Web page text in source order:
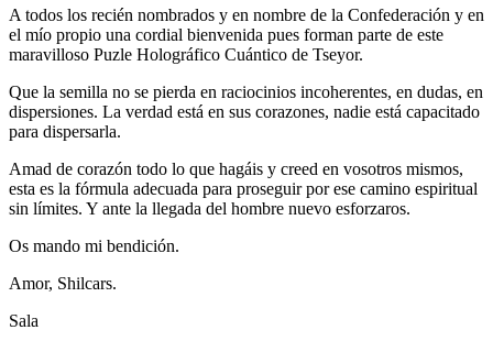
A todos los recién nombrados y en nombre de la Confederación y en
el mío propio una cordial bienvenida pues forman parte de este
maravilloso Puzle Holográfico Cuántico de Tseyor.
Que la semilla no se pierda en raciocinios incoherentes, en dudas, en
dispersiones. La verdad está en sus corazones, nadie está capacitado
para dispersarla.
Amad de corazón todo lo que hagáis y creed en vosotros mismos,
esta es la fórmula adecuada para proseguir por ese camino espiritual
sin límites. Y ante la llegada del hombre nuevo esforzaros.
Os mando mi bendición.
Amor, Shilcars.
Sala